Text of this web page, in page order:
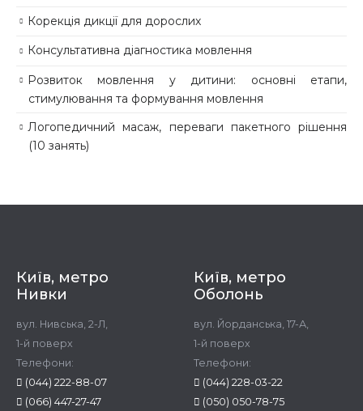
Корекція дикції для дорослих
Консультативна діагностика мовлення
Розвиток мовлення у дитини: основні етапи,
стимулювання та формування мовлення
Логопедичний масаж, переваги пакетного рішення
(10 занять)
Київ, метро
Нивки
вул. Нивська, 2-Л,
1-й поверх
Телефони:
(044) 222-88-07
(066) 447-27-47
Київ, метро
Оболонь
вул. Йорданська, 17-А,
1-й поверх
Телефони:
(044) 228-03-22
(050) 050-78-75